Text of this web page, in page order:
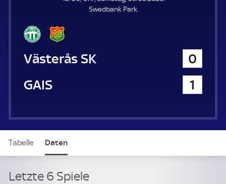
E
N
Swedbank Park.
Västerås SK
0
GAIS
1
Tabelle Daten
Letzte 6 Spiele